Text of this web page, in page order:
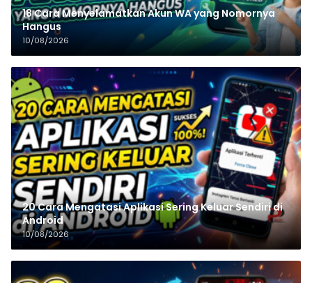
18 Cara Menyelamatkan Akun WA yang Nomornya
Hangus
10/08/2026
20 Cara Mengatasi Aplikasi Sering Keluar Sendiri di
Android
10/08/2026